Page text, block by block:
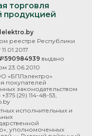
торговля
продукцией
реестре Республики
11.01.2017
выдано
23.06.2010
«БПЛэлектро»
покупателей
законодательством
+375 (29) 114-48-53
исполнительных и
уполномоченных